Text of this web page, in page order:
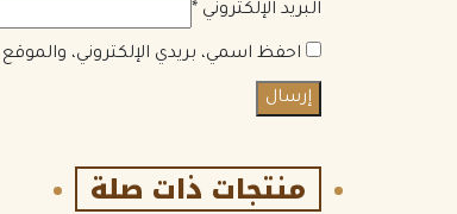
البريد الإلكتروني *
احفظ اسمي، بريدي الإلكتروني،
منتجات ذات صلة